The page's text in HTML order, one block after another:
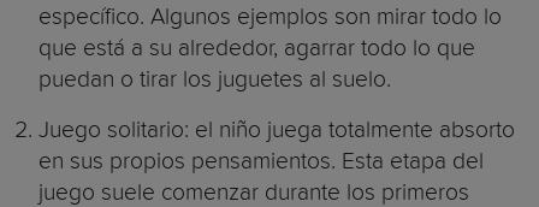
específico. Algunos ejemplos son mirar todo lo
que está a su alrededor, agarrar todo lo que
puedan o tirar los juguetes al suelo.
Juego solitario: el niño juega totalmente absorto
en sus propios pensamientos. Esta etapa del
juego suele comenzar durante los primeros